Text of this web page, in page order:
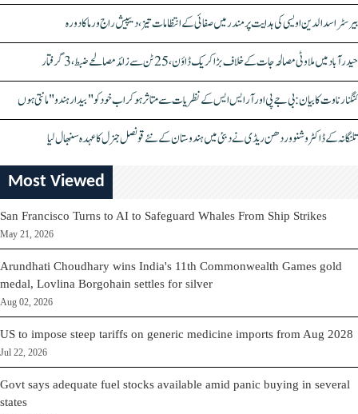
بیرسٹر اسدالدین اویسی کی ہدایت پر مندر میں صفائی کے انتظامات تیز، دیپیش راج ورما کا دورہ
حیدرآباد میں ملاوٹی مصالحہ جات کے خلاف بڑا کریک ڈاؤن، 25 ٹن سے زائد مصالحے ضبط، 3 گرفتار
کنگنا رناوت کا بیان: بی جے پی اور آر ایس ایس کے نظریات سے متاثر ہو کر اب خود کو "بیدار ہندو" مانتی ہوں
تلنگانہ کے ڈاکٹر وشنو وردھن ریڈی نے دبئی میں ہندوستان کے نئے قونصل جنرل کا عہدہ سنبھال لیا
Most Viewed
San Francisco Turns to AI to Safeguard Whales From Ship Strikes
May 21, 2026
Arundhati Choudhary wins India's 11th Commonwealth Games gold
medal, Lovlina Borgohain settles for silver
Aug 02, 2026
US to impose steep tariffs on generic medicine imports from Aug 2028
Jul 22, 2026
Govt says adequate fuel stocks available amid panic buying in several
states